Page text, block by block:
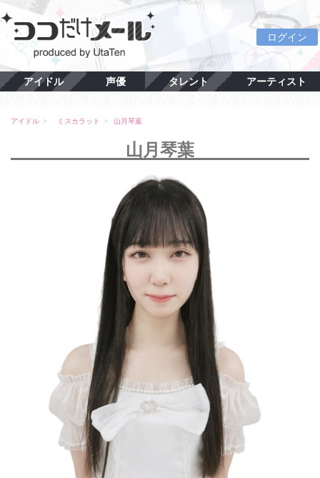
ログイン
アイドル 声優 タレント アーティスト
アイドル ミスカラット 山月琴葉
山月琴葉